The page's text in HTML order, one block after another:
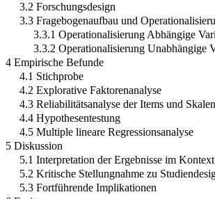
3.2 Forschungsdesign
3.3 Fragebogenaufbau und
3.3.1 Operationalisierung Abhängige
3.3.2 Operationalisierung Unabhängige
4 Empirische Befunde
4.1 Stichprobe
4.2 Explorative Faktorenanalyse
4.3 Reliabilitätsanalyse der Items und Skalen
4.4 Hypothesentestung
4.5 Multiple lineare Regressionsanalyse
5 Diskussion
5.1 Interpretation der Ergebnisse im
5.2 Kritische Stellungnahme zu
5.3 Fortführende Implikationen